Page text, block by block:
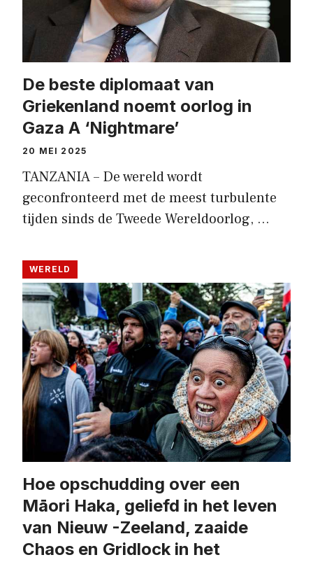
De beste diplomaat van
Griekenland noemt oorlog in
Gaza A ‘Nightmare’
20 MEI 2025
TANZANIA – De wereld wordt
geconfronteerd met de meest turbulente
tijden sinds de Tweede Wereldoorlog, …
WERELD
Hoe opschudding over een
Māori Haka, geliefd in het leven
van Nieuw -Zeeland, zaaide
Chaos en Gridlock in het